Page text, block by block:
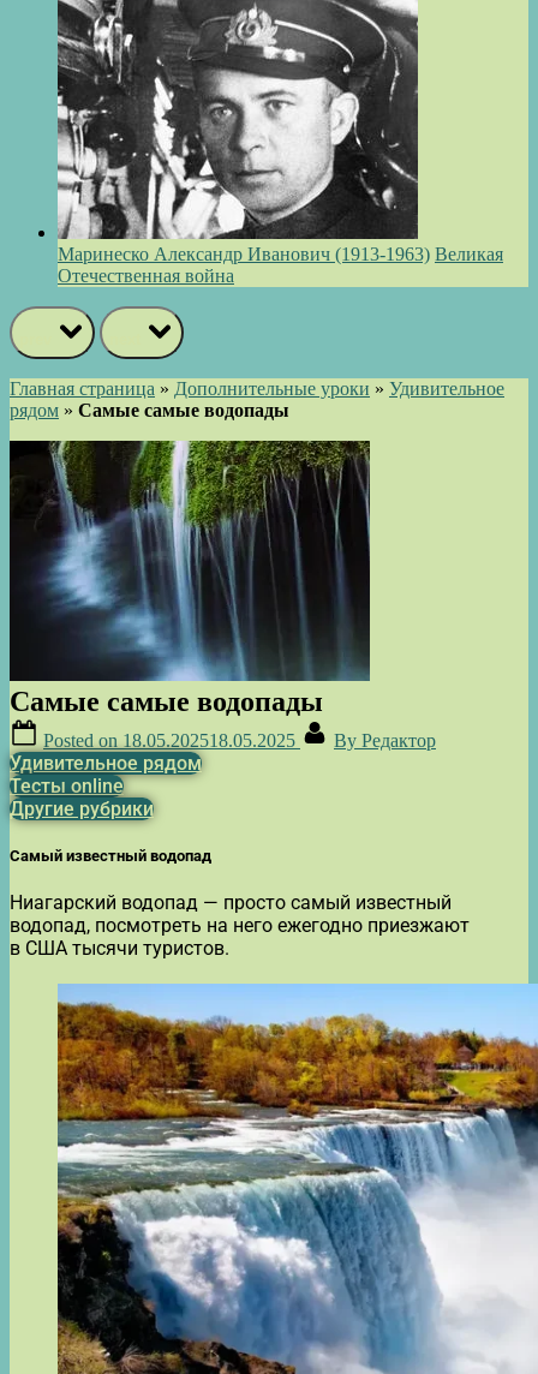
Маринеско Александр Иванович (1913-1963) Великая
Отечественная война
Главная страница » Дополнительные уроки » Удивительное
рядом » Самые самые водопады
Самые самые водопады
Posted on 18.05.202518.05.2025 By Редактор
Удивительное рядом
Тесты online
Другие рубрики
Самый известный водопад
Ниагарский водопад — просто самый известный
водопад, посмотреть на него ежегодно приезжают
в США тысячи туристов.